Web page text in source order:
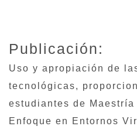
Publicación:
Uso y apropiación de
tecnológicas,
estudiantes de
Enfoque en Entornos